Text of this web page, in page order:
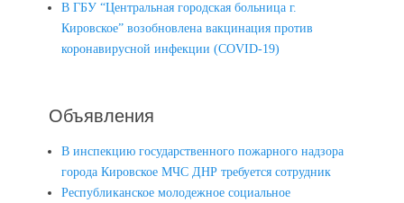
В ГБУ “Центральная городская больница г.
Кировское” возобновлена вакцинация против
коронавирусной инфекции (COVID-19)
Объявления
В инспекцию государственного пожарного надзора
города Кировское МЧС ДНР требуется сотрудник
Республиканское молодежное социальное